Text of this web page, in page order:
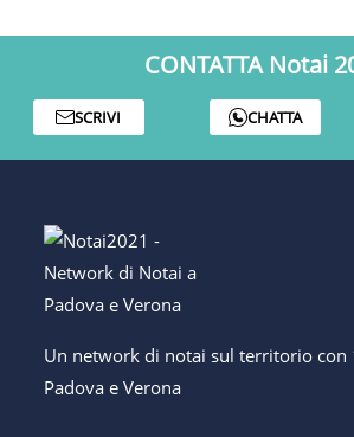
CONTATTA Notai
SCRIVI CHATTA
Un network di notai sul territorio con
Padova e Verona